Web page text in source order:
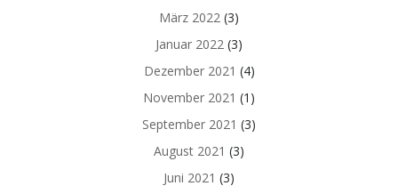
März 2022 (3)
Januar 2022 (3)
Dezember 2021 (4)
November 2021 (1)
September 2021 (3)
August 2021 (3)
Juni 2021 (3)